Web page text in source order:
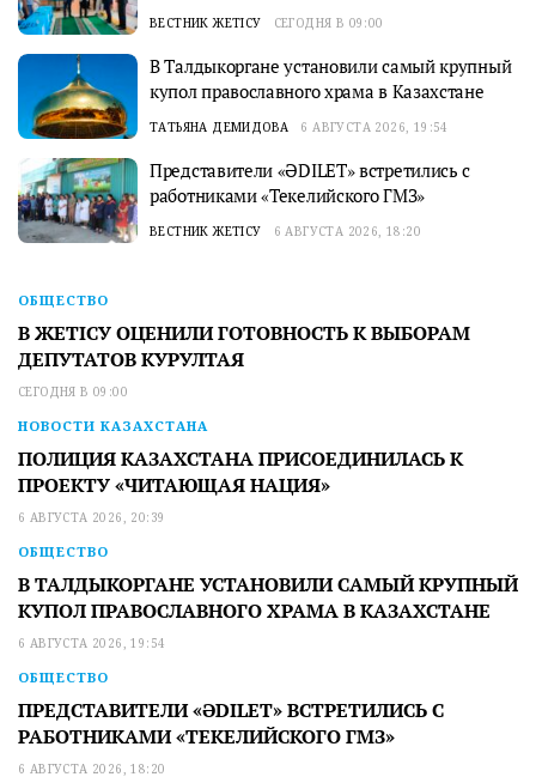
ВЕСТНИК ЖЕТІСУ СЕГОДНЯ В 09:00
В Талдыкоргане установили самый крупный
купол православного храма в Казахстане
ТАТЬЯНА ДЕМИДОВА 6 АВГУСТА 2026, 19:54
Представители «ӘDILET» встретились с
работниками «Текелийского ГМЗ»
ВЕСТНИК ЖЕТІСУ 6 АВГУСТА 2026, 18:20
ОБЩЕСТВО
В ЖЕТІСУ ОЦЕНИЛИ ГОТОВНОСТЬ К ВЫБОРАМ
ДЕПУТАТОВ КУРУЛТАЯ
СЕГОДНЯ В 09:00
НОВОСТИ КАЗАХСТАНА
ПОЛИЦИЯ КАЗАХСТАНА ПРИСОЕДИНИЛАСЬ К
ПРОЕКТУ «ЧИТАЮЩАЯ НАЦИЯ»
6 АВГУСТА 2026, 20:39
ОБЩЕСТВО
В ТАЛДЫКОРГАНЕ УСТАНОВИЛИ САМЫЙ КРУПНЫЙ
КУПОЛ ПРАВОСЛАВНОГО ХРАМА В КАЗАХСТАНЕ
6 АВГУСТА 2026, 19:54
ОБЩЕСТВО
ПРЕДСТАВИТЕЛИ «ӘDILET» ВСТРЕТИЛИСЬ С
РАБОТНИКАМИ «ТЕКЕЛИЙСКОГО ГМЗ»
6 АВГУСТА 2026, 18:20